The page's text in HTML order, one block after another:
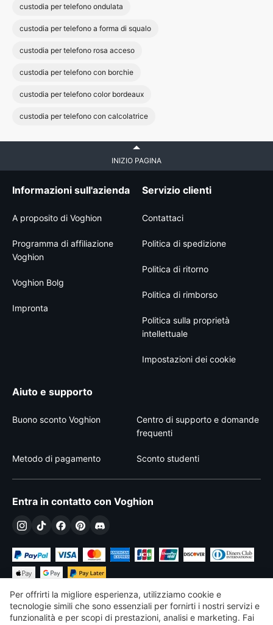
custodia per telefono ondulata
custodia per telefono a forma di squalo
custodia per telefono rosa acceso
custodia per telefono con borchie
custodia per telefono color bordeaux
custodia per telefono con calcolatrice
INIZIO PAGINA
Informazioni sull'azienda
A proposito di Voghion
Programma di affiliazione
Voghion
Voghion Bolg
Impronta
Servizio clienti
Contattaci
Politica di spedizione
Politica di ritorno
Politica di rimborso
Politica sulla proprietà
intellettuale
Impostazioni dei cookie
Aiuto e supporto
Buono sconto Voghion
Centro di supporto e domande
frequenti
Metodo di pagamento Sconto studenti
Entra in contatto con Voghion
Per offrirti la migliore esperienza, utilizziamo cookie e
tecnologie simili che sono essenziali per fornirti i nostri servizi e
funzionalità e per scopi di prestazioni, analisi e marketing. Fai